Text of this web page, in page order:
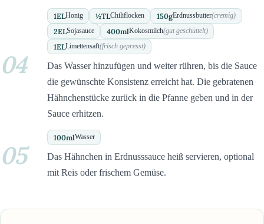
1ELHonig ½TLChiliflocken 150gErdnussbutter(cremig)
2ELSojasauce 400mlKokosmilch(gut geschüttelt)
1ELLimettensaft(frisch gepresst)
04
Das Wasser hinzufügen und weiter rühren, bis die Sauce
die gewünschte Konsistenz erreicht hat. Die gebratenen
Hähnchenstücke zurück in die Pfanne geben und in der
Sauce erhitzen.
100mlWasser
05
Das Hähnchen in Erdnusssauce heiß servieren, optional
mit Reis oder frischem Gemüse.